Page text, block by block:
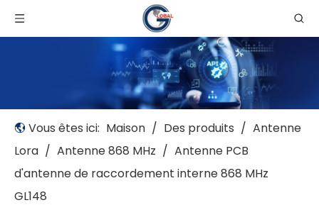
Vous êtes ici: Maison / Des produits / Antenne
Lora / Antenne 868 MHz / Antenne PCB
d'antenne de raccordement interne 868 MHz
GL148